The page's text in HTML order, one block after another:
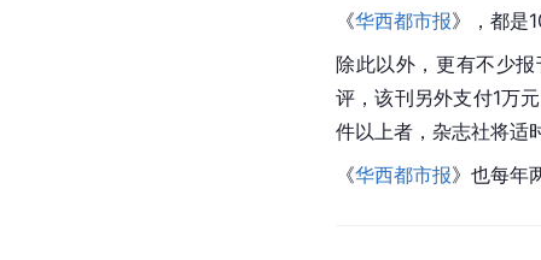
《华西都市报》，都是
除此以外，更有不少
评，该刊另外支付1万
件以上者，杂志社将适
《华西都市报》也每年